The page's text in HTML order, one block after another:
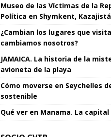
Museo de las Víctimas de la
Política en Shymkent,
¿Cambian los lugares que
cambiamos nosotros?
JAMAICA. La historia de la
avioneta de la playa
Cómo moverse en Seychelles
sostenible
Qué ver en Manama. La capital